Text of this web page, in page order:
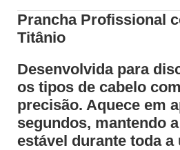
Prancha Profissional
Titânio
Desenvolvida para
os tipos de cabelo
precisão. Aquece em
segundos, mantendo
estável durante toda a